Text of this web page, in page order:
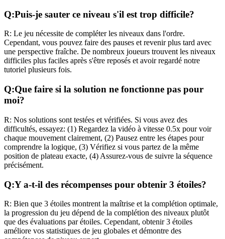
Q:Puis-je sauter ce niveau s'il est trop difficile?
R: Le jeu nécessite de compléter les niveaux dans l'ordre.
Cependant, vous pouvez faire des pauses et revenir plus tard avec
une perspective fraîche. De nombreux joueurs trouvent les niveaux
difficiles plus faciles après s'être reposés et avoir regardé notre
tutoriel plusieurs fois.
Q:Que faire si la solution ne fonctionne pas pour
moi?
R: Nos solutions sont testées et vérifiées. Si vous avez des
difficultés, essayez: (1) Regardez la vidéo à vitesse 0.5x pour voir
chaque mouvement clairement, (2) Pausez entre les étapes pour
comprendre la logique, (3) Vérifiez si vous partez de la même
position de plateau exacte, (4) Assurez-vous de suivre la séquence
précisément.
Q:Y a-t-il des récompenses pour obtenir 3 étoiles?
R: Bien que 3 étoiles montrent la maîtrise et la complétion optimale,
la progression du jeu dépend de la complétion des niveaux plutôt
que des évaluations par étoiles. Cependant, obtenir 3 étoiles
améliore vos statistiques de jeu globales et démontre des